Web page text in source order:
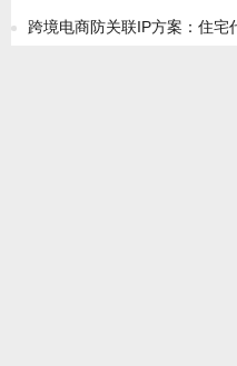
跨境电商防关联IP方案：住宅